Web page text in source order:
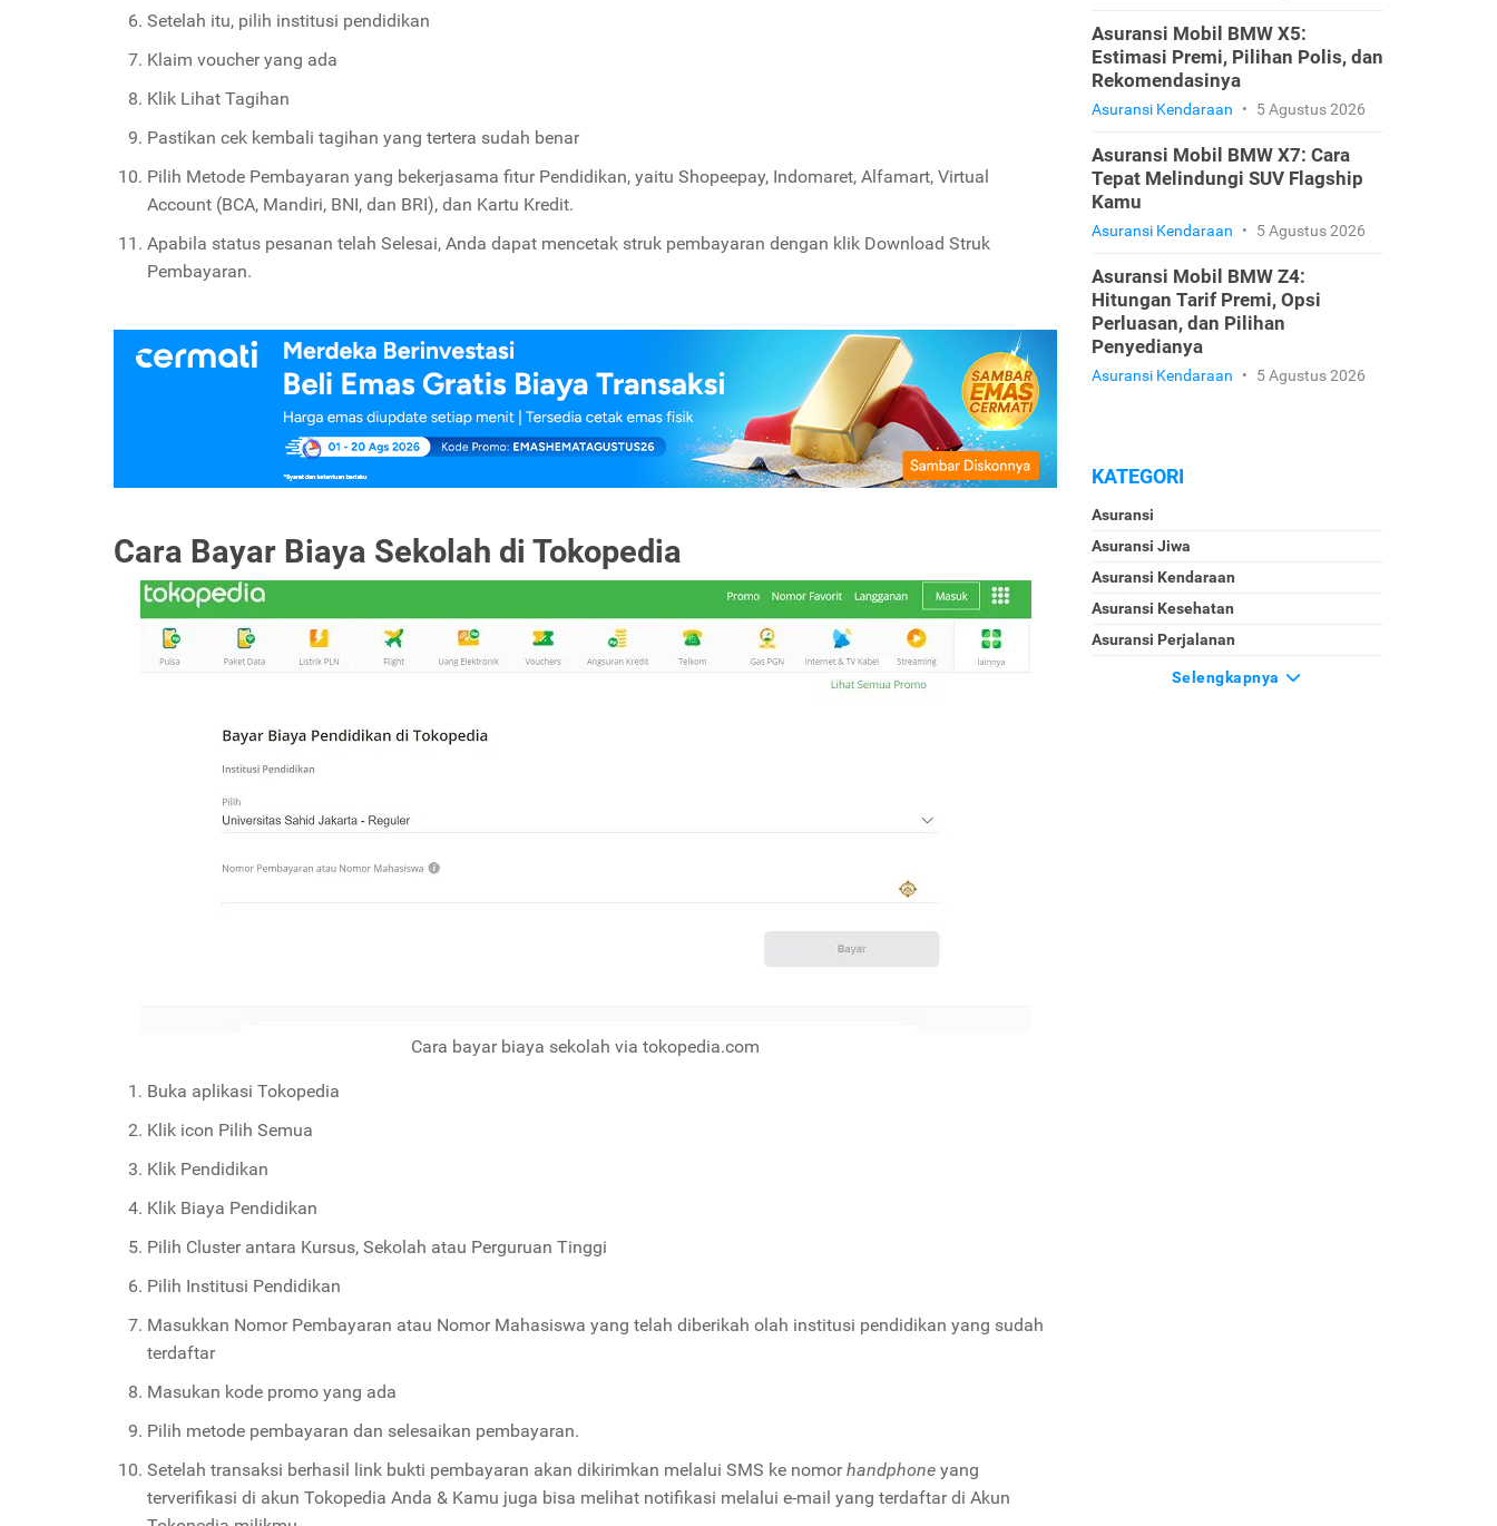
Setelah itu, pilih institusi pendidikan
Klaim voucher yang ada
Klik Lihat Tagihan
Pastikan cek kembali tagihan yang tertera sudah benar
Pilih Metode Pembayaran yang bekerjasama fitur Pendidikan, yaitu Shopeepay, Indomaret, Alfamart, Virtual
Account (BCA, Mandiri, BNI, dan BRI), dan Kartu Kredit.
Apabila status pesanan telah Selesai, Anda dapat mencetak struk pembayaran dengan klik Download Struk
Pembayaran.
Cara Bayar Biaya Sekolah di Tokopedia
Cara bayar biaya sekolah via tokopedia.com
Buka aplikasi Tokopedia
Klik icon Pilih Semua
Klik Pendidikan
Klik Biaya Pendidikan
Pilih Cluster antara Kursus, Sekolah atau Perguruan Tinggi
Pilih Institusi Pendidikan
Masukkan Nomor Pembayaran atau Nomor Mahasiswa yang telah diberikah olah institusi pendidikan yang sudah
terdaftar
Masukan kode promo yang ada
Pilih metode pembayaran dan selesaikan pembayaran.
Setelah transaksi berhasil link bukti pembayaran akan dikirimkan melalui SMS ke nomorhandphone yang
terverifikasi di akun Tokopedia Anda & Kamu juga bisa melihat notifikasi melalui e-mail yang terdaftar di Akun
Asuransi Mobil BMW X5:
Estimasi Premi, Pilihan Polis, dan
Rekomendasinya
Asuransi Kendaraan • 5 Agustus 2026
Asuransi Mobil BMW X7: Cara
Tepat Melindungi SUV Flagship
Kamu
Asuransi Kendaraan • 5 Agustus 2026
Asuransi Mobil BMW Z4:
Hitungan Tarif Premi, Opsi
Perluasan, dan Pilihan
Penyedianya
Asuransi Kendaraan • 5 Agustus 2026
KATEGORI
Asuransi
Asuransi Jiwa
Asuransi Kendaraan
Asuransi Kesehatan
Asuransi Perjalanan
Selengkapnya